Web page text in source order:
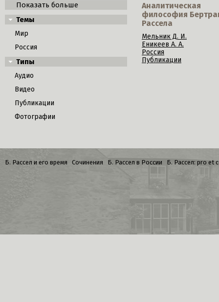
Показать больше
Темы
Мир
Россия
Типы
Аудио
Видео
Публикации
Фотографии
Аналитическая
философия
Рассела
Мельник Д. И.
Еникеев А. А.
Россия
Публикации
Б. Рассел и его время Сочинения Б. Рассел в России Б. Рассел: pro et